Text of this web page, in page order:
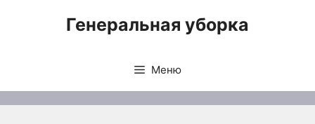
Генеральная уборка
Меню